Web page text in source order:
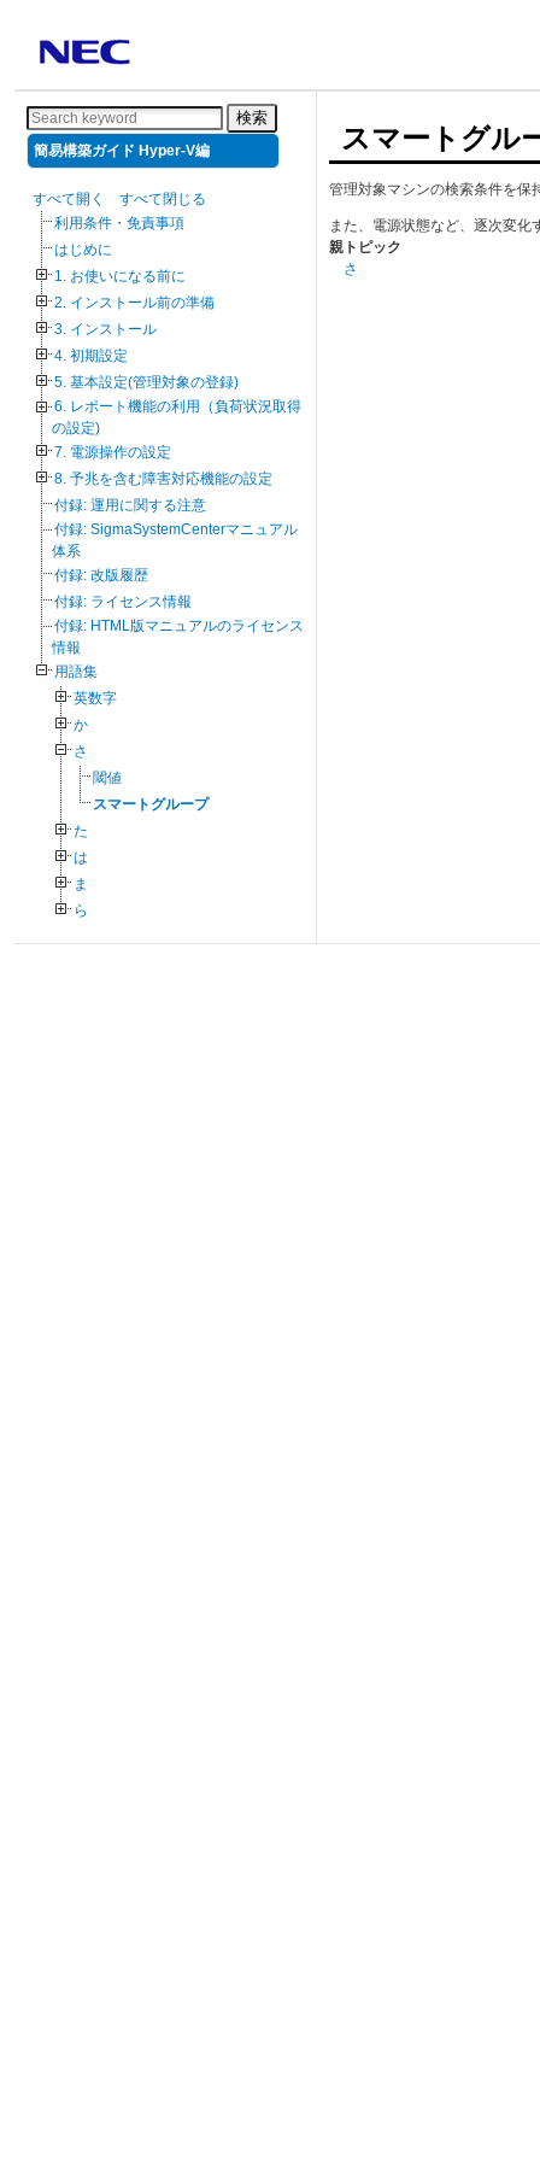
検索
簡易構築ガイド Hyper-V編
すべて開く
すべて閉じる
利用条件・免責事項
はじめに
1. お使いになる前に
2. インストール前の準備
3. インストール
4. 初期設定
5. 基本設定(管理対象の登録)
6. レポート機能の利用（負荷状況取得
の設定)
7. 電源操作の設定
8. 予兆を含む障害対応機能の設定
付録: 運用に関する注意
付録: SigmaSystemCenterマニュアル
体系
付録: 改版履歴
付録: ライセンス情報
付録: HTML版マニュアルのライセンス
情報
用語集
英数字
か
さ
閾値
スマートグループ
た
は
ま
ら
スマートグル
管理対象マシンの検索条件を保
また、電源状態など、逐次変
親トピック
さ